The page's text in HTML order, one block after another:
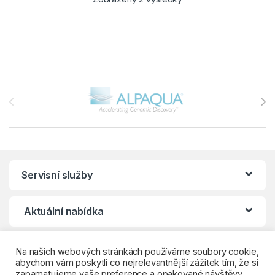
Brands Carousel
Servisní služby
Aktuální nabídka
Klientské centrum
Na našich webových stránkách používáme soubory cookie,
abychom vám poskytli co nejrelevantnější zážitek tím, že si